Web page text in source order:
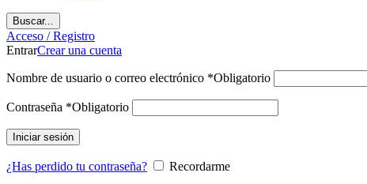
Buscar...
Acceso / Registro
EntrarCrear una cuenta
Nombre de usuario o correo electrónico *Obligatorio
Contraseña *Obligatorio
Iniciar sesión
¿Has perdido tu contraseña?
Recordarme